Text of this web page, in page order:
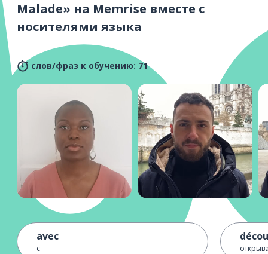
Malade» на Memrise вместе с
носителями языка
слов/фраз к обучению: 71
avec
с